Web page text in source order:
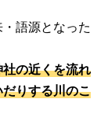
語源となった
社の近くを流れ
りする川のこ